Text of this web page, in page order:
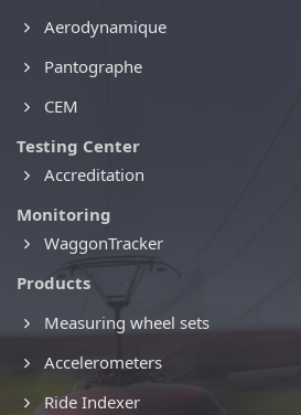
Aerodynamique
Pantographe
CEM
Testing Center
Accreditation
Monitoring
WaggonTracker
Products
Measuring wheel sets
Accelerometers
Ride Indexer